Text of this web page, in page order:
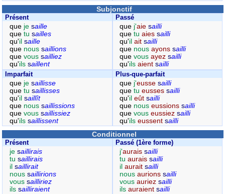
Subjonctif
Présent
que je saille
que tu sailles
qu'il saille
que nous saillions
que vous sailliez
qu'ils saillent
Passé
que j'aie sailli
quetuaies sailli
qu'ilait sailli
que nousayons sailli
quevousayez sailli
qu'ilsaient sailli
Imparfait
que je saillisse
que tu saillisses
qu'il saillît
que nous saillissions
que vous saillissiez
qu'ils saillissent
Plus-que-parfait
que j'eusse sailli
quetueusses sailli
qu'ileût sailli
que nouseussions sailli
quevouseussiez sailli
qu'ilseussent sailli
Conditionnel
Présent
je saillirais
tu saillirais
il saillirait
nous saillirions
vous sailliriez
ils sailliraient
Passé (1ère forme)
j'aurais sailli
tuaurais sailli
ilaurait sailli
nousaurions sailli
vousauriez sailli
ilsauraient sailli